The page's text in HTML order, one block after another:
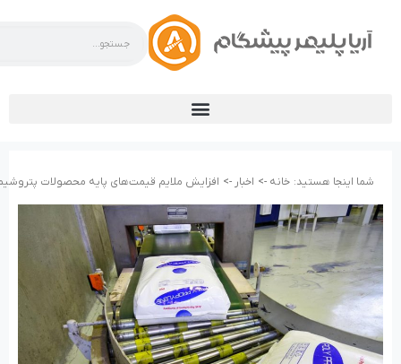
شما اینجا هستید: خانه -> اخبار -> افزایش ملایم قیمت‌های پایه محصولات